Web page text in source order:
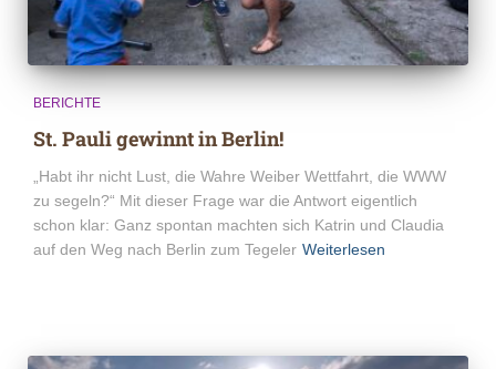
BERICHTE
St. Pauli gewinnt in Berlin!
„Habt ihr nicht Lust, die Wahre Weiber Wettfahrt, die WWW
zu segeln?“ Mit dieser Frage war die Antwort eigentlich
schon klar: Ganz spontan machten sich Katrin und Claudia
auf den Weg nach Berlin zum Tegeler Weiterlesen